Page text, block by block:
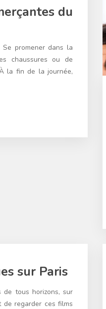
du
Se promener dans la
chaussures ou de
la fin de la journée,
sur Paris
tous horizons, sur
regarder ces films